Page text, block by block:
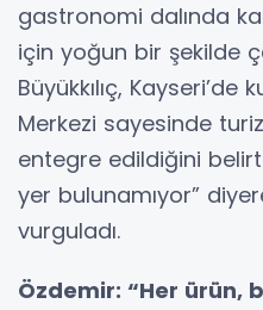
gastronomi dalında
için yoğun bir şekilde
Büyükkılıç,
Merkezi sayesinde
entegre edildiğini
yer bulunamıyor”
vurguladı.
Özdemir: “Her ürün,